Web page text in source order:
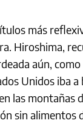
más
Hiroshima,
aún,
Unidos iba a
las montañas
sin alimentos